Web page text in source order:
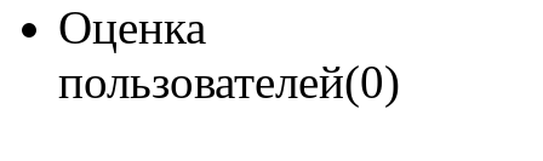
Оценка
пользователей(0)